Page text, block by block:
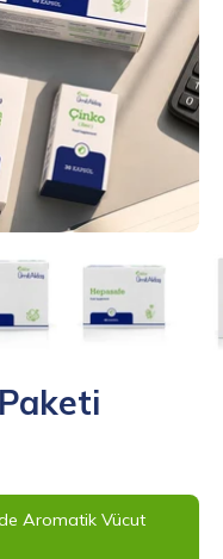
Aromatik Vücut